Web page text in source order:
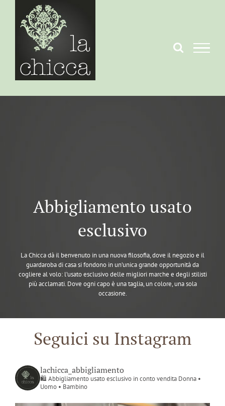
contenuto
Abbigliamento usato
esclusivo
La Chicca dà il benvenuto in una nuova filosofia, dove il negozio e il
guardaroba di casa si fondono in un’unica grande opportunità da
cogliere al volo: l’usato esclusivo delle migliori marche e degli stilisti
più acclamati. Dove ogni capo è una taglia, un colore, una sola
occasione.
Seguici su Instagram
lachicca_abbigliamento
🛍️ Abbigliamento usato esclusivo in conto vendita Donna •
Uomo • Bambino